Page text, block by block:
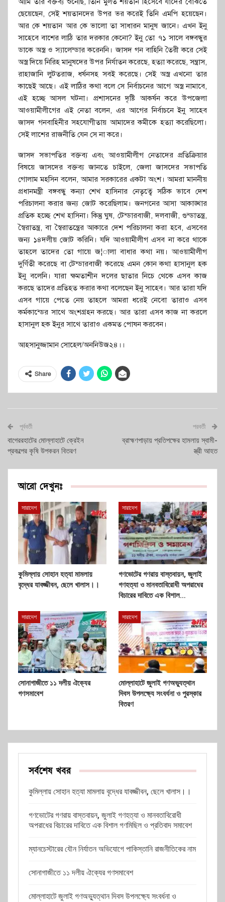
ছেয়েছেন, সেই শয়তানদের উপর ভর করেই তিনি এমপি হয়েছেন।
আর কে শয়তান আর কে ভালো তা সাধারন মানুষ জানে। এখন ইনু
সাহেবে বাশের লাঠি তার দরকার কেনো? ইনু তো ৭১ সালে বঙ্গবন্ধুর
ডাকে অস্ত্র ও স্যালেন্ডার করেননি। জাসদ গন বাহিনি তৈরী করে সেই
অস্ত্র দিয়ে নিরিহ মানুষদের উপর নির্যাতন করেছে, হত্যা করেছে, সন্ত্রাস,
রাহাজানি লুটতরাজ, ধর্ষনসহ সবই করেছে। সেই অস্ত্র এখনো তার
কাছেই আছে। এই লাঠির কথা বলে সে নির্বাচনের আগে অস্ত্র নামাবে,
এই হচ্ছে আসল ঘটনা। প্রশাসনের দৃষ্টি আকর্ষন করে উপজেলা
আওয়ামীলীগের এই নেতা বলেন, এর আগের নির্বাচনে ইনু সাহেব
জাসদ গনবাহিনীর সহযোগীতায় আমাদের কমীকে হত্যা করেছিলো।
সেই লাশের রাজনীতি যেন সে না করে।
জাসদ সভাপতির বক্তব্য এবং আওয়ামীলীগ নেতাদের প্রতিক্রিয়ার
বিষয়ে জাসদের বক্তব্য জানতে চাইলে, জেলা জাসদের সভাপতি
গোলাম মহসিন বলেন, আমার সরকারের একটা অংশ। আমরা মাননীয়
প্রধানমন্ত্রী বঙ্গবন্ধু কন্যা শেখ হাসিনার নেতৃত্বে সঠিক ভাবে দেশ
পরিচালনা করার জন্য জোট করেছিলাম। জনগনের আসা আকাঙ্খার
প্রতিক হচ্ছে শেখ হাসিনা। কিন্তু ঘুষ, টেন্ডারবাজী, দলবাজী, গুন্ডাতন্ত্র,
স্বৈরাতন্ত্র, বা স্বৈরাতন্ত্রের আকারে দেশ পরিচালনা করা হবে, এসবের
জন্য ১৪দলীয় জোট করিনি। যদি আওয়ামীলীগ এসব না করে থাকে
তাহলে তাদের তো গায়ে জ¦ালা বাধার কথা নয়। আওয়ামীলীগ
দুর্ণিতী করেছে বা টেন্ডারবাজী করেছে এমন কোন কথা হাসানুল হক
ইনু বলেনি। যারা ক্ষমতাশীন দলের ছাতার নিচে থেকে এসব কাজ
করছে তাদের প্রতিহত করার কথা বলেছেন ইনু সাহেব। আর তারা যদি
এসব গায়ে পেতে নেয় তাহলে আমরা ধরেই নেবো তারাও এসব
কর্মকান্ডের সাথে অংশগ্রহন করছে। আর তারা এসব কাজ না করলে
হাসানুল হক ইনুর সাথে তারাও একমত পোষন করবেন।
আহসানুজ্জামান সোহেল/অননিউজ২৪।।
Share
পূর্ববর্তী
বাগেররহাটের মোল্লাহাটে ক্রেইন
প্রকল্পের কৃষি উপকরন বিতরণ
পরবর্তী
ব্রাহ্মণপাড়ায় প্রতিপক্ষের হামলায় স্বামী-
স্ত্রী আহত
আরো দেখুনঃ
সারাদেশ
কুমিল্লায় সোহান হত্যা মামলায়
বৃদ্ধের যাবজ্জীবন, ছেলে খালাস।।
সারাদেশ
গণভোটের গণরায় বাস্তবায়ন, জুলাই
গণহত্যা ও মানবতাবিরোধী অপরাধের
বিচারের দাবিতে এক বিশাল…
সারাদেশ
সোনাগাজীতে ১১ দলীয় ঐক্যের
গণসমাবেশ
সারাদেশ
মোল্লাহাটে জুলাই গণঅভ্যুত্থান
দিবস উপলক্ষ্যে সংবর্ধনা ও পুরস্কার
বিতরণ
সর্বশেষ খবর
কুমিল্লায় সোহান হত্যা মামলায় বৃদ্ধের যাবজ্জীবন, ছেলে খালাস।।
গণভোটের গণরায় বাস্তবায়ন, জুলাই গণহত্যা ও মানবতাবিরোধী
অপরাধের বিচারের দাবিতে এক বিশাল গণমিছিল ও প্রতিবাদ সমাবেশ
ম্যানচেস্টারের যৌন নির্যাতন অভিযোগে পাকিস্তানি রাজনীতিকের নাম
সোনাগাজীতে ১১ দলীয় ঐক্যের গণসমাবেশ
মোল্লাহাটে জুলাই গণঅভ্যুত্থান দিবস উপলক্ষ্যে সংবর্ধনা ও